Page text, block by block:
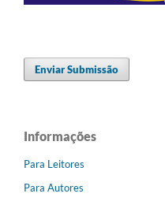
Enviar Submissão
Informações
Para Leitores
Para Autores